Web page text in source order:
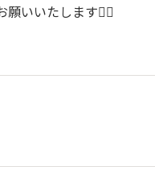
いいたします🙇‍♀️